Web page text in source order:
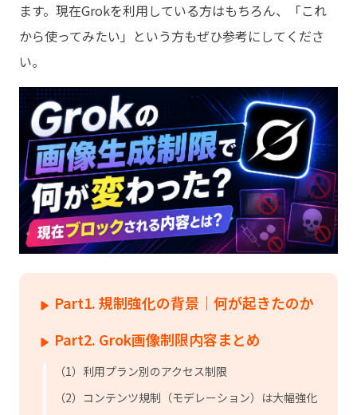
ます。現在Grokを利用している方はもちろん、「これ
から使ってみたい」という方もぜひ参考にしてくださ
い。
Part1. 規制強化の背景｜何が起きたのか
Part2. Grok画像制限内容まとめ
（1）利用プラン別のアクセス制限
（2）コンテンツ規制（モデレーション）は大幅強化